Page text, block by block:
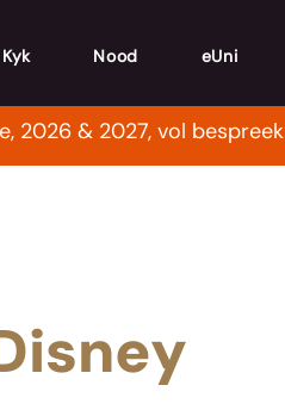
Kyk Nood eUni
2026 & 2027, vol bespreek